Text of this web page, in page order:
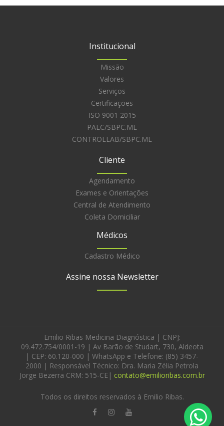
Institucional
Missão
Valores
Serviços
Certificações
ISO 9001 2015
PALC/SBPC.ML
CONTROLLAB/SBPC.ML
Cliente
Agendamento
Exames e Orientações
Central de Atendimento
Coleta Domiciliar
Médicos
Cadastro Médico
Assine nossa Newsletter
Emilio Ribas Medicina Diagnóstica | CNPJ:
09.472.754/0001-19 | Av Barão de Studart, 730, Aldeota
| CEP: 60.120-000 | WhatsApp e Telefone: (85) 3457-
2000 | Responsável Técnico: Dra. Maria Zélia Petrola
Jorge Bezerra CRM: 515-CE| contato@emilioribas.com.br
Todos os direitos reservados à Emilio Ribas.